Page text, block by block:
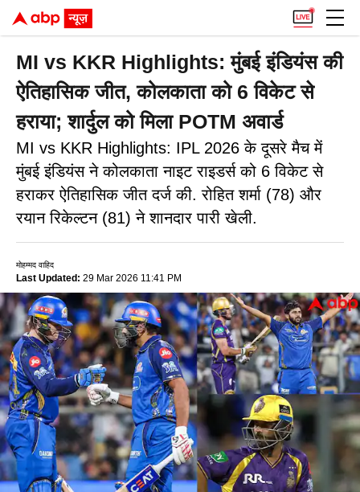
MI vs KKR Highlights: मुंबई इंडियंस की
ऐतिहासिक जीत, कोलकाता को 6 विकेट से
हराया; शार्दुल को मिला POTM अवार्ड
MI vs KKR Highlights: IPL 2026 के दूसरे मैच में
मुंबई इंडियंस ने कोलकाता नाइट राइडर्स को 6 विकेट से
हराकर ऐतिहासिक जीत दर्ज की. रोहित शर्मा (78) और
रयान रिकेल्टन (81) ने शानदार पारी खेली.
मोहम्मद वाहिद
Last Updated: 29 Mar 2026 11:41 PM